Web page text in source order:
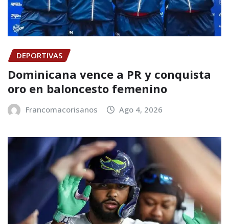
DEPORTIVAS
Dominicana vence a PR y conquista
oro en baloncesto femenino
Francomacorisanos Ago 4, 2026